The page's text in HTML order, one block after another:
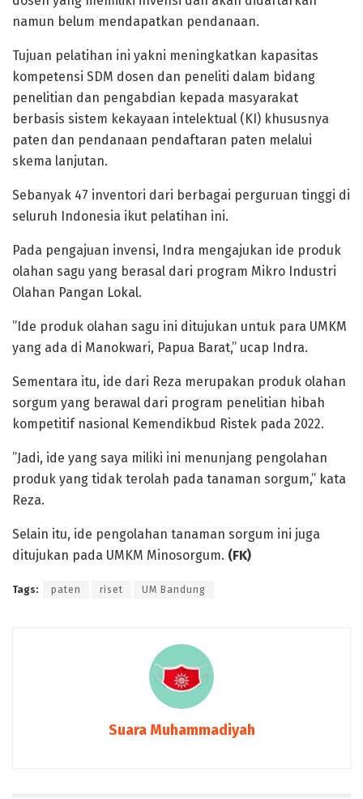
namun belum mendapatkan pendanaan.
Tujuan pelatihan ini yakni meningkatkan kapasitas
kompetensi SDM dosen dan peneliti dalam bidang
penelitian dan pengabdian kepada masyarakat
berbasis sistem kekayaan intelektual (KI) khususnya
paten dan pendanaan pendaftaran paten melalui
skema lanjutan.
Sebanyak 47 inventori dari berbagai perguruan tinggi di
seluruh Indonesia ikut pelatihan ini.
Pada pengajuan invensi, Indra mengajukan ide produk
olahan sagu yang berasal dari program Mikro Industri
Olahan Pangan Lokal.
”Ide produk olahan sagu ini ditujukan untuk para UMKM
yang ada di Manokwari, Papua Barat,” ucap Indra.
Sementara itu, ide dari Reza merupakan produk olahan
sorgum yang berawal dari program penelitian hibah
kompetitif nasional Kemendikbud Ristek pada 2022.
”Jadi, ide yang saya miliki ini menunjang pengolahan
produk yang tidak terolah pada tanaman sorgum,” kata
Reza.
Selain itu, ide pengolahan tanaman sorgum ini juga
ditujukan pada UMKM Minosorgum. (FK)
Tags: paten riset UM Bandung
Suara Muhammadiyah